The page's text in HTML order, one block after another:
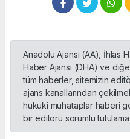
Anadolu Ajansı (AA), İhlas
Haber Ajansı (DHA) ve
tüm haberler, sitemizin
ajans kanallarından
hukuki muhataplar haberi
bir editörü sorumlu